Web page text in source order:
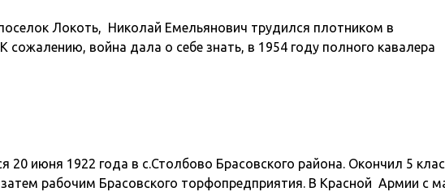
Локоть, Николай Емельянович трудился плотником в
сожалению, война дала о себе знать, в 1954 году полного кавалера
20 июня 1922 года в с.Столбово Брасовского района. Окончил 5
затем рабочим Брасовского торфопредприятия. В Красной Армии с